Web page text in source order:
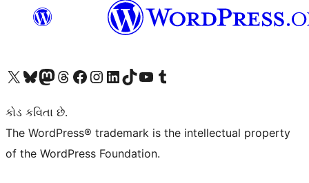
અમારા X (અગાઉ ટ્વિટર) એકાઉન્ટની મુલાકાત લોઅમારા Bluesky એકાઉન્ટની મુલાકાત લોઅમારા માસ્ટોડોન એકાઉન્ટની મુલાકાત લોઅમારા Threads એકાઉન્ટની મુલાકાત લો અમારા ફેસબુક પેજની મુલાકાત લોઅમારા ઇન્સ્ટાગ્રામ એકાઉન્ટની મુલાકાત લો અમારા LinkedIn એકાઉન્ટની મુલાકાત લોઅમારા TikTok એકાઉન્ટની મુલાકાત લોઅમારી YouTube ચેનલની મુલાકાત લો અમારા Tumblr એકાઉન્ટની મુલાકાત લો
કોડ કવિતા છે.
The WordPress® trademark is the intellectual property
of the WordPress Foundation.